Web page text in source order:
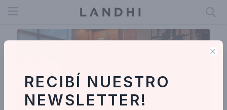
Open menu
RECIBÍ NUESTRO
NEWSLETTER!